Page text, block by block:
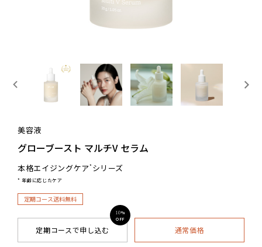
美容液
グローブースト マルチV セラム
本格エイジングケア* シリーズ
* 年齢に応じたケア
定期コース送料無料
10%
OFF
定期コースで申し込む 通常価格